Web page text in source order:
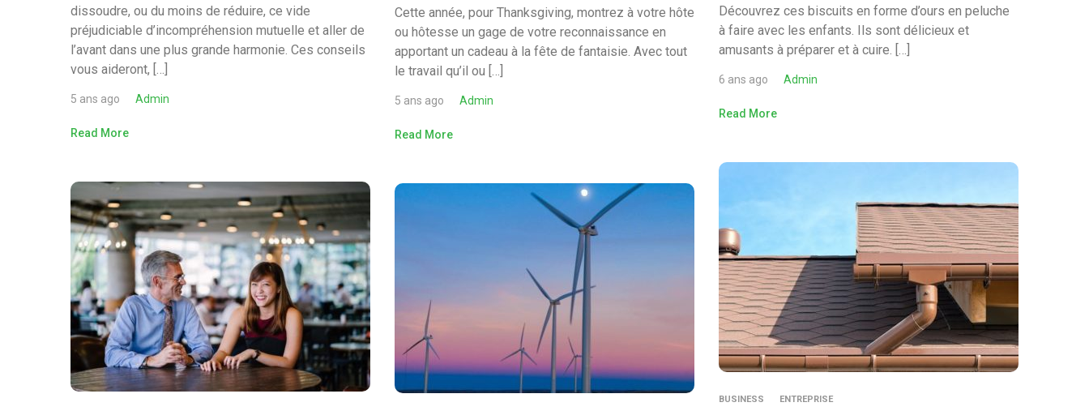
dissoudre, ou du moins de réduire, ce vide
préjudiciable d’incompréhension mutuelle et aller de
l’avant dans une plus grande harmonie. Ces conseils
vous aideront, […]
5 ans ago Admin
Read More
Cette année, pour Thanksgiving, montrez à votre hôte
ou hôtesse un gage de votre reconnaissance en
apportant un cadeau à la fête de fantaisie. Avec tout
le travail qu’il ou […]
5 ans ago Admin
Read More
Découvrez ces biscuits en forme d’ours en peluche
à faire avec les enfants. Ils sont délicieux et
amusants à préparer et à cuire. […]
6 ans ago Admin
Read More
BUSINESS ENTREPRISE